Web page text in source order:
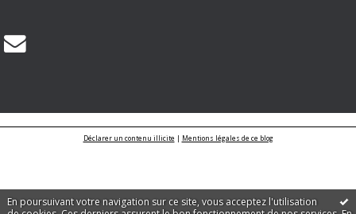
En poursuivant votre navigation sur ce site, vous acceptez l'utilisation
Déclarer un contenu illicite| Mentions légales de ce blog